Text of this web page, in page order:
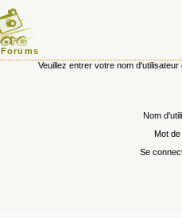
Forums
Veuillez entrer votre nom
Nom
Mot
Se